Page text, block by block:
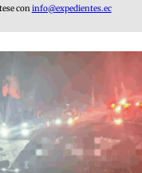
coninfo@expedientes.ec